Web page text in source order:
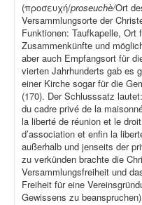
(προσευχή/proseuchè/Ort
Versammlungsorte der
Funktionen: Taufkapelle,
Zusammenkünfte und
aber auch Empfangsort für
vierten Jahrhunderts gab es
einer Kirche sogar für die
(170). Der Schlusssatz
du cadre privé de la
la liberté de réunion et le
d’association et enfin la
außerhalb und jenseits der
zu verkünden brachte die
Versammlungsfreiheit und
Freiheit für eine
Gewissens zu